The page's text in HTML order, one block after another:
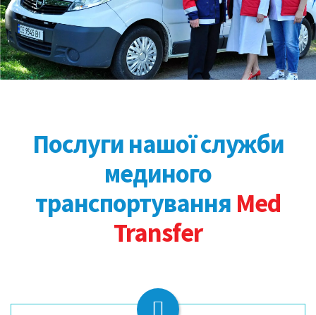
Послуги нашої служби
мединого
транспортування Med
Transfer